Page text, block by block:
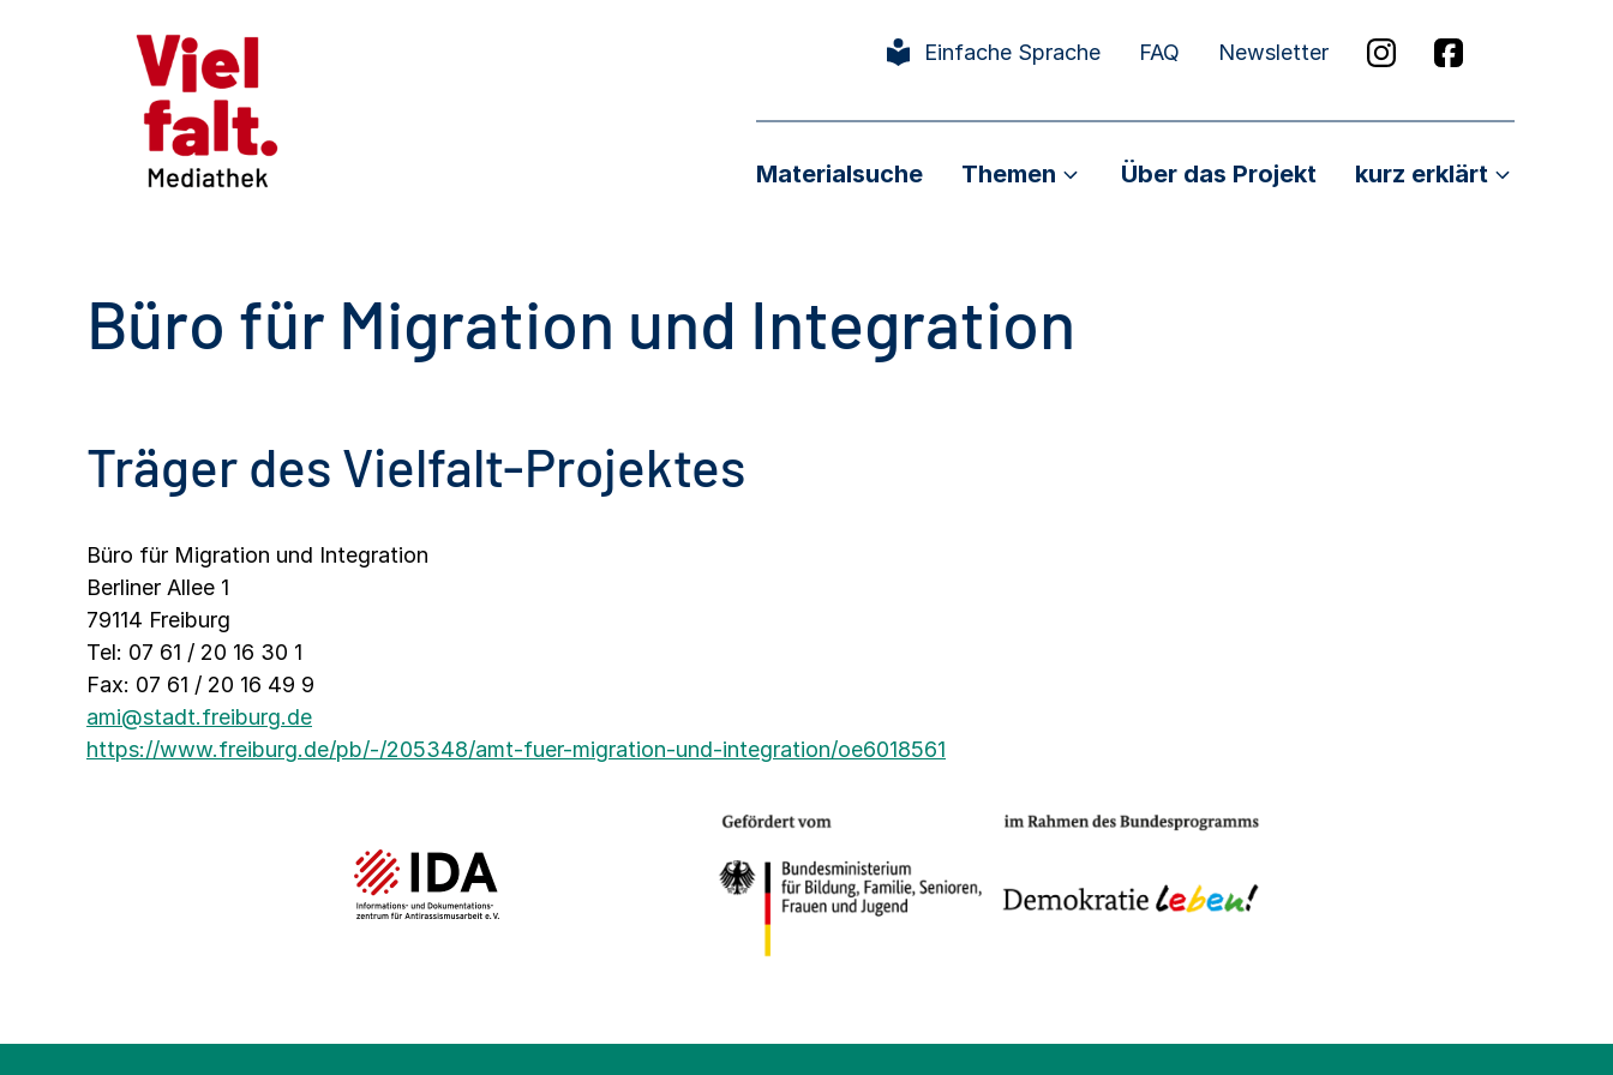
Einfache Sprache FAQ Newsletter
Materialsuche Themen Über das Projekt kurz erklärt
Büro für Migration und Integration
Träger des Vielfalt-Projektes
Büro für Migration und Integration
Berliner Allee 1
79114 Freiburg
Tel: 07 61 / 20 16 30 1
Fax: 07 61 / 20 16 49 9
ami@stadt.freiburg.de
https://www.freiburg.de/pb/-/205348/amt-fuer-migration-und-integration/oe6018561